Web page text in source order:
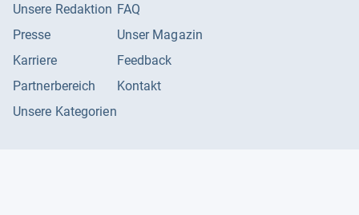
Unsere Redaktion
Presse
Karriere
Partnerbereich
Unsere Kategorien
FAQ
Unser Magazin
Feedback
Kontakt